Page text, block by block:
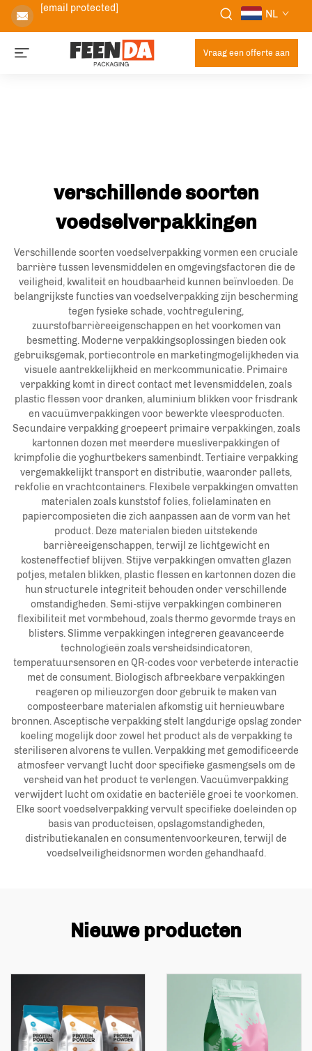
[email protected] NL
Vraag een offerte aan
verschillende soorten
voedselverpakkingen
Verschillende soorten voedselverpakking vormen een cruciale
barrière tussen levensmiddelen en omgevingsfactoren die de
veiligheid, kwaliteit en houdbaarheid kunnen beïnvloeden. De
belangrijkste functies van voedselverpakking zijn bescherming
tegen fysieke schade, vochtregulering,
zuurstofbarrièreeigenschappen en het voorkomen van
besmetting. Moderne verpakkingsoplossingen bieden ook
gebruiksgemak, portiecontrole en marketingmogelijkheden via
visuele aantrekkelijkheid en merkcommunicatie. Primaire
verpakking komt in direct contact met levensmiddelen, zoals
plastic flessen voor dranken, aluminium blikken voor frisdrank
en vacuümverpakkingen voor bewerkte vleesproducten.
Secundaire verpakking groepeert primaire verpakkingen, zoals
kartonnen dozen met meerdere muesliverpakkingen of
krimpfolie die yoghurtbekers samenbindt. Tertiaire verpakking
vergemakkelijkt transport en distributie, waaronder pallets,
rekfolie en vrachtcontainers. Flexibele verpakkingen omvatten
materialen zoals kunststof folies, folielaminaten en
papiercomposieten die zich aanpassen aan de vorm van het
product. Deze materialen bieden uitstekende
barrièreeigenschappen, terwijl ze lichtgewicht en
kosteneffectief blijven. Stijve verpakkingen omvatten glazen
potjes, metalen blikken, plastic flessen en kartonnen dozen die
hun structurele integriteit behouden onder verschillende
omstandigheden. Semi-stijve verpakkingen combineren
flexibiliteit met vormbehoud, zoals thermo gevormde trays en
blisters. Slimme verpakkingen integreren geavanceerde
technologieën zoals versheidsindicatoren,
temperatuursensoren en QR-codes voor verbeterde interactie
met de consument. Biologisch afbreekbare verpakkingen
reageren op milieuzorgen door gebruik te maken van
composteerbare materialen afkomstig uit hernieuwbare
bronnen. Asceptische verpakking stelt langdurige opslag zonder
koeling mogelijk door zowel het product als de verpakking te
steriliseren alvorens te vullen. Verpakking met gemodificeerde
atmosfeer vervangt lucht door specifieke gasmengsels om de
versheid van het product te verlengen. Vacuümverpakking
verwijdert lucht om oxidatie en bacteriële groei te voorkomen.
Elke soort voedselverpakking vervult specifieke doeleinden op
basis van producteisen, opslagomstandigheden,
distributiekanalen en consumentenvoorkeuren, terwijl de
voedselveiligheidsnormen worden gehandhaafd.
Nieuwe producten